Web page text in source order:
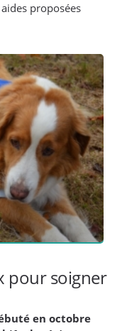
proposées
pour soigner
en octobre